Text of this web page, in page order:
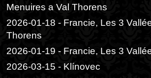
Menuires a Val Thorens
2026-01-18 - Francie, Les 3
Thorens
2026-01-19 - Francie, Les 3
2026-03-15 - Klínovec